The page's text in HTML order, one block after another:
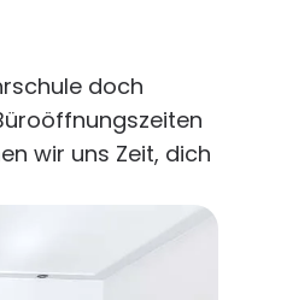
doch
wir uns Zeit, dich